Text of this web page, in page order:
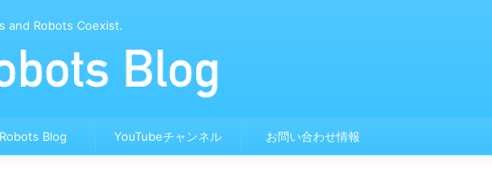
and Robots Coexist.
Blog YouTubeチャンネル お問い合わせ情報